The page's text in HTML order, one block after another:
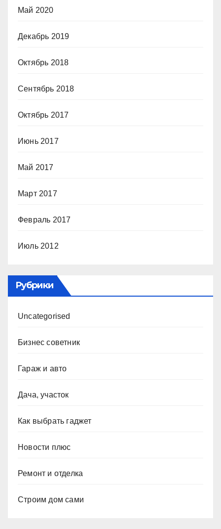
Май 2020
Декабрь 2019
Октябрь 2018
Сентябрь 2018
Октябрь 2017
Июнь 2017
Май 2017
Март 2017
Февраль 2017
Июль 2012
Рубрики
Uncategorised
Бизнес советник
Гараж и авто
Дача, участок
Как выбрать гаджет
Новости плюс
Ремонт и отделка
Строим дом сами